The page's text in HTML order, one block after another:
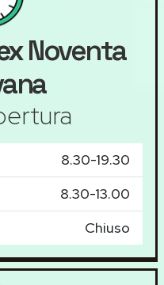
Noventa
8.30-19.30
8.30-13.00
Chiuso